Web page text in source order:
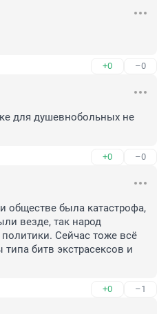
+0 –0
для душевнобольных не
+0 –0
обществе была катастрофа,
везде, так народ
Сейчас тоже всё
битв экстрасексов и
+0 –1